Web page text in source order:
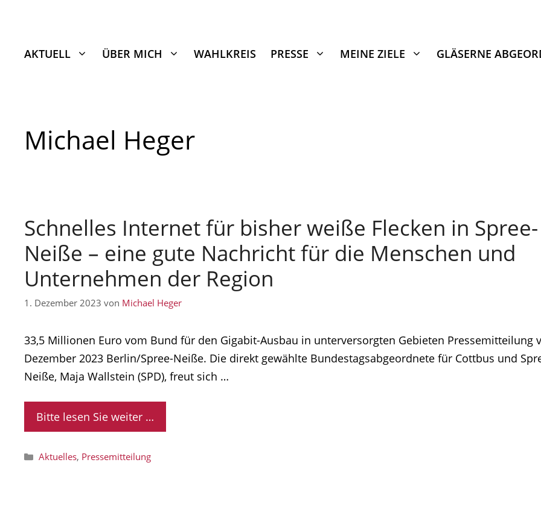
AKTUELL ÜBER MICH WAHLKREIS PRESSE MEINE ZIELE GLÄSERNE
Michael Heger
Schnelles Internet für bisher weiße Flecken in Spree-
Neiße – eine gute Nachricht für die Menschen und
Unternehmen der Region
1. Dezember 2023 von Michael Heger
33,5 Millionen Euro vom Bund für den Gigabit-Ausbau in unterversorgten Gebieten Pressemitteilung
Dezember 2023 Berlin/Spree-Neiße. Die direkt gewählte Bundestagsabgeordnete für Cottbus und
Neiße, Maja Wallstein (SPD), freut sich …
Bitte lesen Sie weiter …
Kategorien
Aktuelles, Pressemitteilung